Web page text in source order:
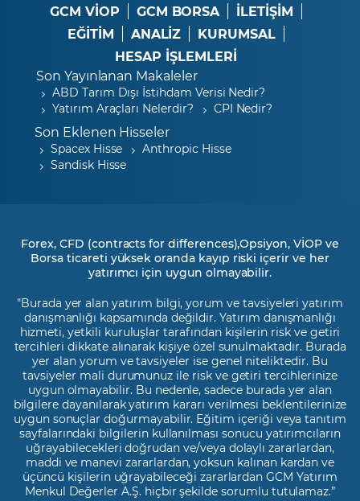
GCM VİOP
GCM BORSA
İLETİŞİM
EĞİTİM
ANALİZ
KURUMSAL
HESAP İŞLEMLERİ
Son Yayınlanan Makaleler
ABD Tarım Dışı İstihdam Verisi Nedir?
Yatırım Araçları Nelerdir?
CPI Nedir?
Son Eklenen Hisseler
Spacex Hisse
Anthropic Hisse
Sandisk Hisse
Forex, CFD (contracts for differences),Opsiyon, VİOP ve
Borsa ticareti yüksek oranda kayıp riski içerir ve her
yatırımcı için uygun olmayabilir.
"Burada yer alan yatırım bilgi, yorum ve tavsiyeleri yatırım
danışmanlığı kapsamında değildir. Yatırım danışmanlığı
hizmeti, yetkili kuruluşlar tarafından kişilerin risk ve getiri
tercihleri dikkate alınarak kişiye özel sunulmaktadır. Burada
yer alan yorum ve tavsiyeler ise genel niteliktedir. Bu
tavsiyeler mali durumunuz ile risk ve getiri tercihlerinize
uygun olmayabilir. Bu nedenle, sadece burada yer alan
bilgilere dayanılarak yatırım kararı verilmesi beklentilerinize
uygun sonuçlar doğurmayabilir. Eğitim içeriği veya tanıtım
sayfalarındaki bilgilerin kullanılması sonucu yatırımcıların
uğrayabilecekleri doğrudan ve/veya dolaylı zararlardan,
maddi ve manevi zararlardan, yoksun kalınan kardan ve
üçüncü kişilerin uğrayabileceği zararlardan GCM Yatırım
Menkul Değerler A.Ş. hiçbir şekilde sorumlu tutulamaz.”